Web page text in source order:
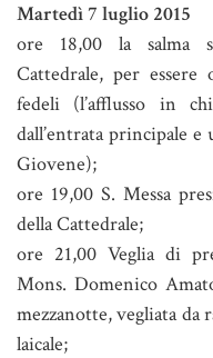
Martedì 7 luglio 2015
ore 18,00 la salma
Cattedrale, per essere
fedeli (l’afflusso in
dall’entrata principale e
Giovene);
ore 19,00 S. Messa
della Cattedrale;
ore 21,00 Veglia di
Mons. Domenico
mezzanotte, vegliata da
laicale;